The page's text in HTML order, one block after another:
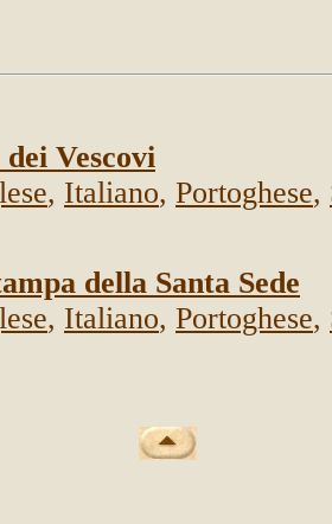
Vescovi
, Italiano, Portoghese,
della Santa Sede
, Italiano, Portoghese,